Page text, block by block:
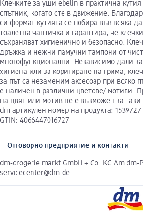
Клечките за уши ebelin в практична
спътник, когато сте в движение.
си формат кутията се побира във всяка
тоалетна чантичка и гарантира, че
съхраняват хигиенично и безопасно.
дръжка и нежни памучни тампони от чист
многофункционални. Независимо дали
хигиена или за коригиране на грима,
за път са незаменим аксесоар при всяко
е наличен в различни цветове/ мотиви.
на цвят или мотив не е възможен за тази
dm артикулен номер на продукта: 1539727
GTIN: 4066447016727
Отговорно предприятие и контакти
dm-drogerie markt GmbH + Co. KG Am dm-
servicecenter@dm.de